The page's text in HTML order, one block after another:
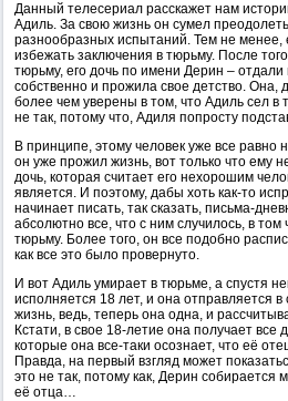
Данный телесериал расскажет нам
Адиль. За свою жизнь он сумел
разнообразных испытаний. Тем не менее,
избежать заключения в тюрьму. После
тюрьму, его дочь по имени Дерин – отдали
собственно и прожила свое детство. Она,
более чем уверены в том, что Адиль сел в
не так, потому что, Адиля попросту
В принципе, этому человек уже все равно
он уже прожил жизнь, вот только что ему
дочь, которая считает его нехорошим
является. И поэтому, дабы хоть как-то
начинает писать, так сказать, письма-
абсолютно все, что с ним случилось, в том
тюрьму. Более того, он все подобно
как все это было провернуто.
И вот Адиль умирает в тюрьме, а спустя
исполняется 18 лет, и она отправляется
жизнь, ведь, теперь она одна, и
Кстати, в свое 18-летие она получает все
которые она все-таки осознает, что её
Правда, на первый взгляд может
это не так, потому как, Дерин собирается
её отца…